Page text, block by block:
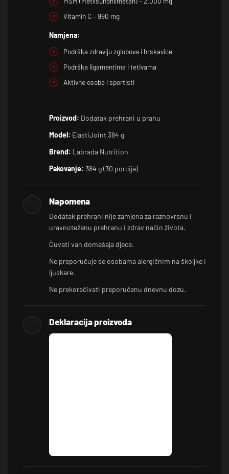
Vitamin C – 990 mg
Namjena:
Podrška zdravlju zglobova i hrskavice
Podrška ligamentima i tetivama
Aktivne osobe i sportisti
Proizvod: Dodatak prehrani u prahu
Model: ElastiJoint 384 g
Brend: Labrada Nutrition
Pakovanje: 384 g (30 porcija)
Napomena
Dodatak prehrani nije zamjena za raznovrsnu i
uravnoteženu prehranu i zdrav način života.
Čuvati van domašaja djece.
Ne preporučuje se osobama alergičnim na školjke i
ljuskare.
Ne prekoračivati preporučenu dnevnu dozu.
Deklaracija proizvoda